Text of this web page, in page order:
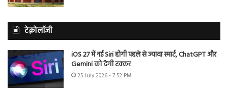
टेक्नोलॉजी
iOS 27 में नई Siri होगी पहले से ज्यादा स्मार्ट, ChatGPT और
Gemini को देगी टक्कर
25 July 2026 - 7:52 PM